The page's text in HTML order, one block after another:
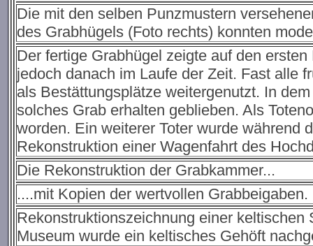
Die mit den selben Punzmustern
des Grabhügels (Foto rechts) konnten
Der fertige Grabhügel zeigte auf den
jedoch danach im Laufe der Zeit. Fast alle
als Bestättungsplätze weitergenutzt. In
solches Grab erhalten geblieben. Als
worden. Ein weiterer Toter wurde während
Rekonstruktion einer Wagenfahrt des
Die Rekonstruktion der Grabkammer...
....mit Kopien der wertvollen Grabbeigaben.
Rekonstruktionszeichnung einer
Museum wurde ein keltisches Gehöft